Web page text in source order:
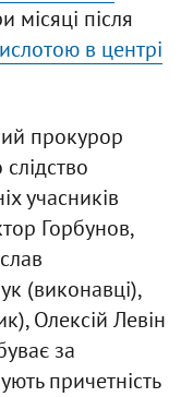
місяці після
в центрі
прокурор
учасників
Горбунов,
(виконавці),
Олексій Левін
за
причетність